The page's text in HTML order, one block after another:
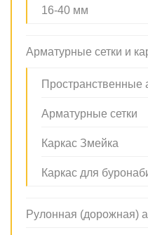
16-40 мм
Арматурные сетки и
Пространственные
Арматурные сетки
Каркас Змейка
Каркас для
Рулонная (дорожная)